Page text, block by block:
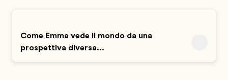
Come Emma vede il mondo da una
prospettiva diversa...